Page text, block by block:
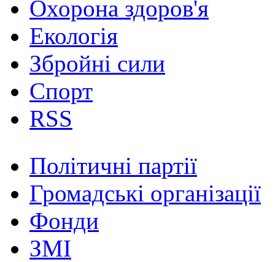
Охорона здоров'я
Екологія
Збройні сили
Спорт
RSS
Політичні партії
Громадські організації
Фонди
ЗМІ